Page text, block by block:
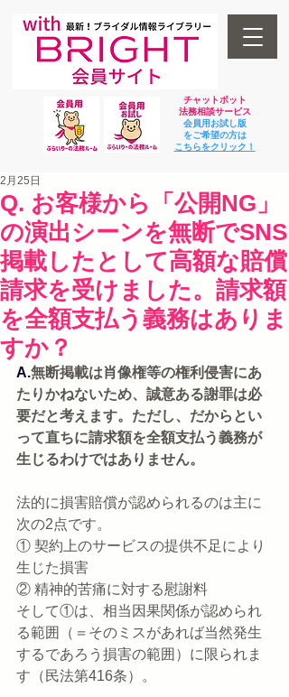
チャットボット
法務相談サービス
会員用お試し版
をご希望の方は
​こちらをクリック！
Q. お客様から「公開NG」
の演出シーンを無断でSNS
掲載したとして高額な賠償
請求を受けました。請求額
を全額支払う義務はありま
すか？
2月25日
A.無断掲載は肖像権等の権利侵害にあ
たりかねないため、誠意ある謝罪は必
要だと考えます。ただし、だからとい
って直ちに請求額を全額支払う義務が
生じるわけではありません。
法的に損害賠償が認められるのは主に
次の2点です。
① 契約上のサービスの提供不足により
生じた損害
② 精神的苦痛に対する慰謝料
そして①は、相当因果関係が認められ
る範囲（＝そのミスがあれば当然発生
するであろう損害の範囲）に限られま
す（民法第416条）。